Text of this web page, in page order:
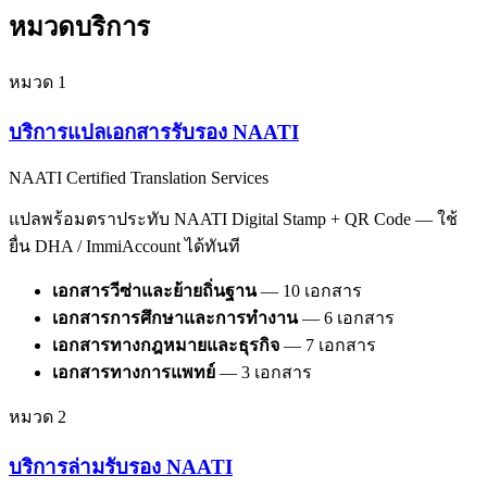
หมวดบริการ
หมวด 1
บริการแปลเอกสารรับรอง NAATI
NAATI Certified Translation Services
แปลพร้อมตราประทับ NAATI Digital Stamp + QR Code — ใช้
ยื่น DHA / ImmiAccount ได้ทันที
เอกสารวีซ่าและย้ายถิ่นฐาน— 10 เอกสาร
เอกสารการศึกษาและการทำงาน— 6 เอกสาร
เอกสารทางกฎหมายและธุรกิจ — 7 เอกสาร
เอกสารทางการแพทย์ — 3 เอกสาร
หมวด 2
บริการล่ามรับรอง NAATI